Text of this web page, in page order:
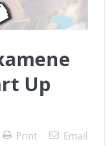
Up
Print Email